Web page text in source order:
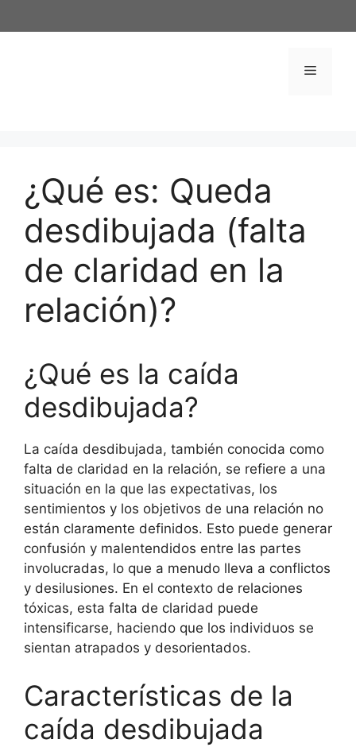
al
Menú
¿Qué es: Queda
desdibujada (falta
de claridad en la
relación)?
¿Qué es la caída
desdibujada?
La caída desdibujada, también conocida como
falta de claridad en la relación, se refiere a una
situación en la que las expectativas, los
sentimientos y los objetivos de una relación no
están claramente definidos. Esto puede generar
confusión y malentendidos entre las partes
involucradas, lo que a menudo lleva a conflictos
y desilusiones. En el contexto de relaciones
tóxicas, esta falta de claridad puede
intensificarse, haciendo que los individuos se
sientan atrapados y desorientados.
Características de la
caída desdibujada